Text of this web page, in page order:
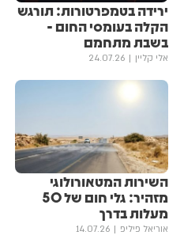
ירידה בטמפרטורות: תורגש
הקלה בעומסי החום -
בשבת מתחמם
אלי קליין 24.07.26
השירות המטאורולוגי
מזהיר: גלי חום של 50
מעלות בדרך
אוריאל פיליפ 14.07.26